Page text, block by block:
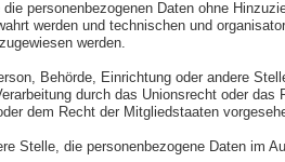
personenbezogenen Daten ohne
werden und technischen und
werden.
Behörde, Einrichtung oder andere
durch das Unionsrecht oder
dem Recht der Mitgliedstaaten
Stelle, die personenbezogene Daten im